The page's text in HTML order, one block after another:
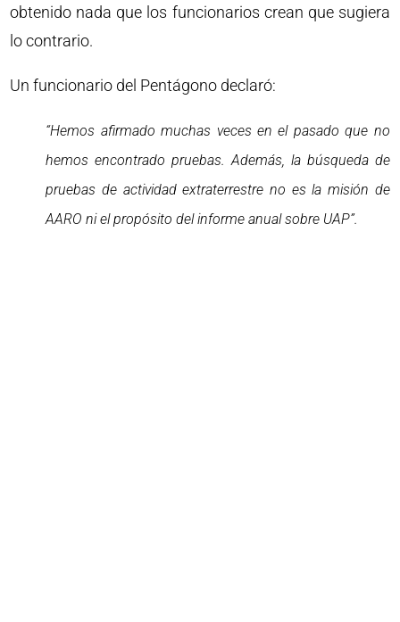
obtenido nada que los funcionarios crean que sugiera
lo contrario.
Un funcionario del Pentágono declaró:
“Hemos afirmado muchas veces en el pasado que no
hemos encontrado pruebas. Además, la búsqueda de
pruebas de actividad extraterrestre no es la misión de
AARO ni el propósito del informe anual sobre UAP”.